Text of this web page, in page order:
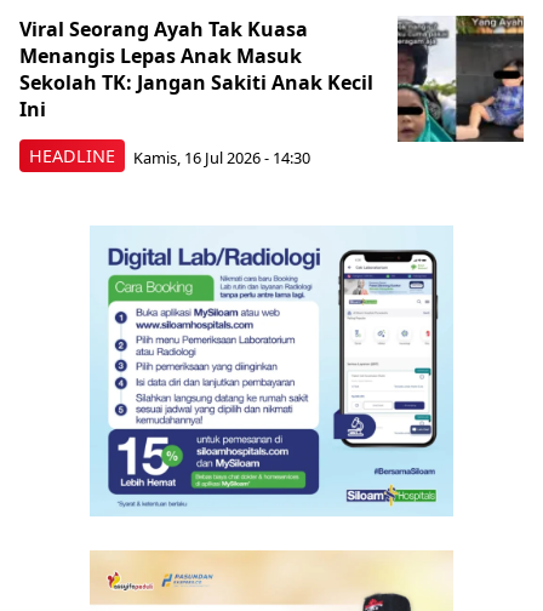
HEADLINE
Viral Seorang Ayah Tak Kuasa
Menangis Lepas Anak Masuk
Sekolah TK: Jangan Sakiti Anak Kecil
Ini
Kamis, 16 Jul 2026 - 14:30